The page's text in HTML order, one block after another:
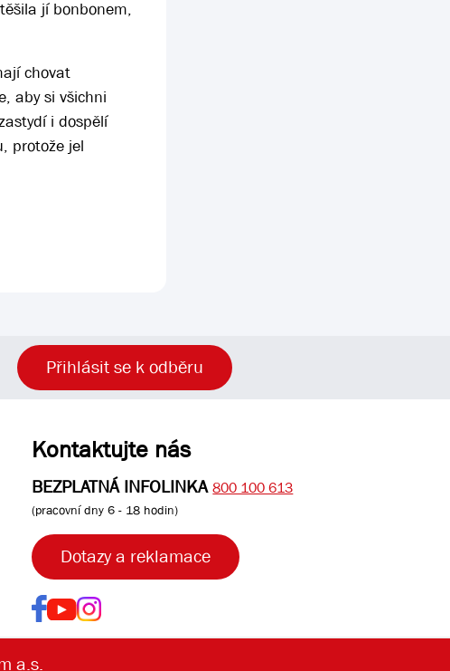
jí bonbonem,
chovat
aby si všichni
i dospělí
protože jel
Přihlásit se k odběru
Kontaktujte nás
BEZPLATNÁ INFOLINKA 800 100 613
(pracovní dny 6 - 18 hodin)
Dotazy a reklamace
a.s.